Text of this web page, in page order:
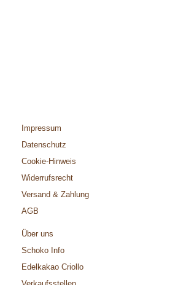
Impressum
Datenschutz
Cookie-Hinweis
Widerrufsrecht
Versand & Zahlung
AGB
Über uns
Schoko Info
Edelkakao Criollo